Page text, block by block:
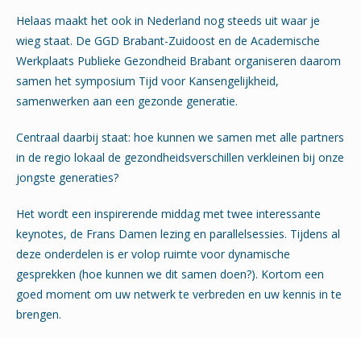
Helaas maakt het ook in Nederland nog steeds uit waar je
wieg staat. De GGD Brabant-Zuidoost en de Academische
Werkplaats Publieke Gezondheid Brabant organiseren daarom
samen het symposium Tijd voor Kansengelijkheid,
samenwerken aan een gezonde generatie.
Centraal daarbij staat: hoe kunnen we samen met alle partners
in de regio lokaal de gezondheidsverschillen verkleinen bij onze
jongste generaties?
Het wordt een inspirerende middag met twee interessante
keynotes, de Frans Damen lezing en parallelsessies. Tijdens al
deze onderdelen is er volop ruimte voor dynamische
gesprekken (hoe kunnen we dit samen doen?). Kortom een
goed moment om uw netwerk te verbreden en uw kennis in te
brengen.